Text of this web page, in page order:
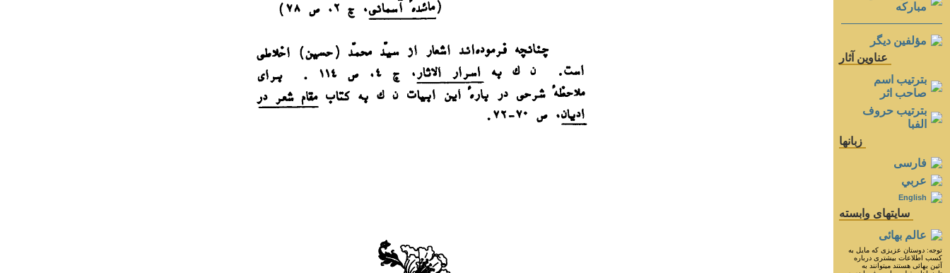
مباركه
مؤلفين ديگر
عناوين آثار
بترتيب اسم
صاحب اثر
بترتيب حروف
الفبا
زبانها
فارسی
عربي
English
سايتهای وابسته
عالم بهائی
توجه: دوستان عزيزى كه مايل به
كسب اطلاعات بيشترى درباره
آئين بهائى هستند ميتوانند به